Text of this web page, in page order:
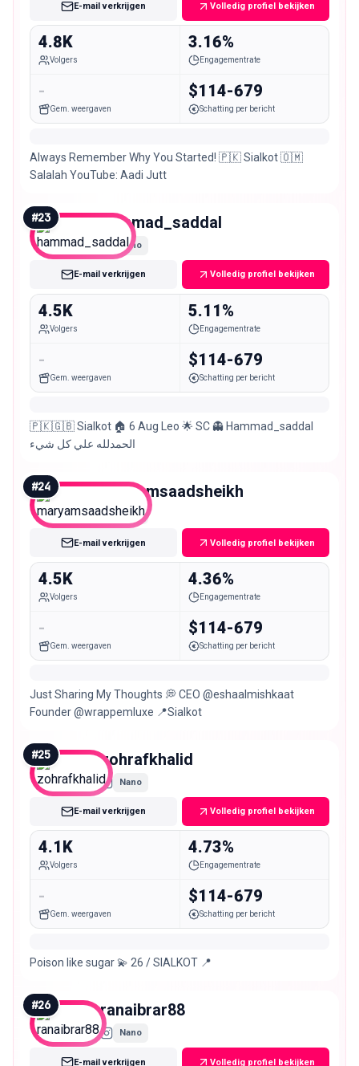
E-mail verkrijgen Volledig profiel bekijken
4.8K
Volgers
3.16%
Engagementrate
-
Gem. weergaven
$114-679
Schatting per bericht
Always Remember Why You Started! 🇵🇰 Sialkot 🇴🇲
Salalah YouTube: Aadi Jutt
#23 hammad_saddal
Nano
E-mail verkrijgen Volledig profiel bekijken
4.5K
Volgers
5.11%
Engagementrate
-
Gem. weergaven
$114-679
Schatting per bericht
🇵🇰🇬🇧 Sialkot 🏠 6 Aug Leo 🌟 SC 👻 Hammad_saddal
الحمدلله علي كل شيء
#24 maryamsaadsheikh
Nano
E-mail verkrijgen Volledig profiel bekijken
4.5K
Volgers
4.36%
Engagementrate
-
Gem. weergaven
$114-679
Schatting per bericht
Just Sharing My Thoughts 💭 CEO @eshaalmishkaat
Founder @wrappemluxe 📍Sialkot
#25 zohrafkhalid
Nano
E-mail verkrijgen Volledig profiel bekijken
4.1K
Volgers
4.73%
Engagementrate
-
Gem. weergaven
$114-679
Schatting per bericht
Poison like sugar 💫 26 / SIALKOT 📍
#26 ranaibrar88
Nano
E-mail verkrijgen Volledig profiel bekijken